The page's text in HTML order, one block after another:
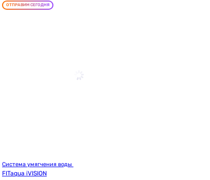
ОТПРАВИМ СЕГОДНЯ
FITaqua iVISION